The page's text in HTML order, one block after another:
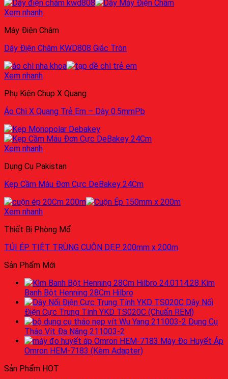
Xem nhanh
Máy Điện Châm
Dây Điện Châm KWD808 Giắc Tròn
Xem nhanh
Phụ Kiện Chụp X Quang
Áo Chì X Quang Trẻ Em – Dày 0.5mmPb
Xem nhanh
Dụng Cụ Pakistan
Kẹp Cầm Máu Đơn Cực DeBakey 24Cm
Xem nhanh
Thiết Bị Phòng Mổ
TÚI ÉP TIỆT TRÙNG CUỘN DẸP 200mm x 200m
Sản Phẩm Mới
Kìm
Banh Bột Henning 28Cm Hilbro
Dây Nối
Điện Cực Trung Tính YKD TS020C (Chuẩn REM)
Dụng Cụ
Tháo Vít Đa Năng 211003-2
Máy Đo Huyết Áp
Omron HEM-7183 (Kèm Adapter)
Sản Phẩm HOT